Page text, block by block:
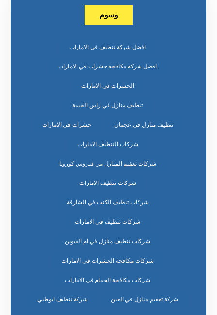
وسوم
افضل شركة تنظيف في الامارات
افضل شركة مكافحة حشرات في الامارات
الحشرات في الامارات
تنظيف منازل في راس الخيمة
تنظيف منازل في عجمان حشرات في الامارات
شركات التنظيف الامارات
شركات تعقيم المنازل من فيروس كورونا
شركات تنظيف الامارات
شركات تنظيف الكنب في الشارقة
شركات تنظيف في الامارات
شركات تنظيف منازل في ام القيوين
شركات مكافحة الحشرات في الامارات
شركات مكافحة الحمام في الامارات
شركة تعقيم منازل في العين شركة تنظيف ابوظبي